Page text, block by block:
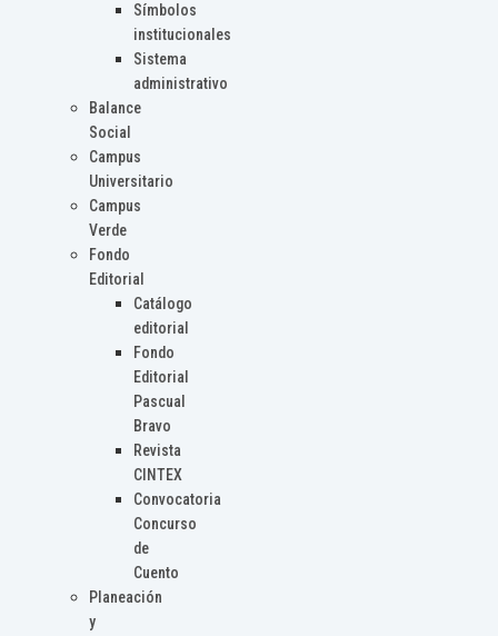
Símbolos
institucionales
Sistema
administrativo
Balance
Social
Campus
Universitario
Campus
Verde
Fondo
Editorial
Catálogo
editorial
Fondo
Editorial
Pascual
Bravo
Revista
CINTEX
Convocatoria
Concurso
de
Cuento
Planeación
y